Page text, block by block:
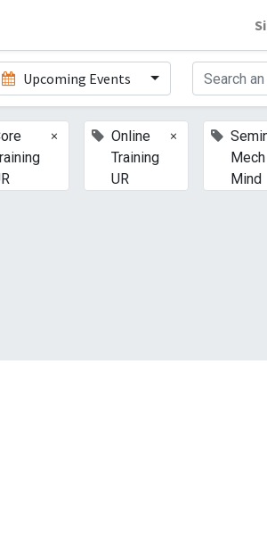
Upcoming Events
×
Online
Training
UR
×
Mech
Mind